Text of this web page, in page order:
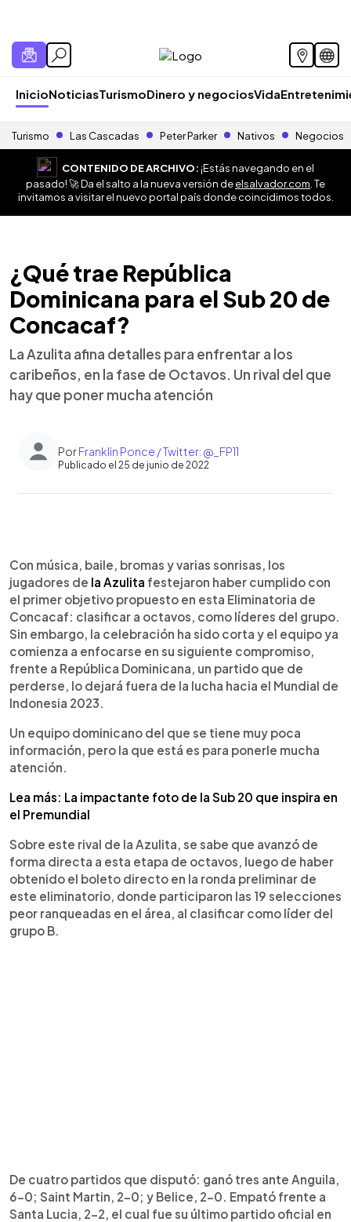
InicioNoticiasTurismoDinero y negociosVida
Turismo Las Cascadas Peter Parker Nativos Negocios
CONTENIDO DE ARCHIVO:¡Estás navegando en el
pasado! 🚀 Da el salto a la nueva versión deelsalvador.com . Te
invitamos a visitar el nuevo portal país donde coincidimos todos.
¿Qué trae República
Dominicana para el Sub 20 de
Concacaf?
La Azulita afina detalles para enfrentar a los
caribeños, en la fase de Octavos. Un rival del que
hay que poner mucha atención
PorFranklin Ponce / Twitter: @_FP11
Publicado el 25 de junio de 2022
► Escuchar artículo
Con música, baile, bromas y varias sonrisas, los
jugadores de la Azulita festejaron haber cumplido con
el primer objetivo propuesto en esta Eliminatoria de
Concacaf: clasificar a octavos, como líderes del grupo.
Sin embargo, la celebración ha sido corta y el equipo ya
comienza a enfocarse en su siguiente compromiso,
frente a República Dominicana, un partido que de
perderse, lo dejará fuera de la lucha hacia el Mundial de
Indonesia 2023.
Un equipo dominicano del que se tiene muy poca
información, pero la que está es para ponerle mucha
atención.
Lea más: La impactante foto de la Sub 20 que inspira en
el Premundial
Sobre este rival de la Azulita, se sabe que avanzó de
forma directa a esta etapa de octavos, luego de haber
obtenido el boleto directo en la ronda preliminar de
este eliminatorio, donde participaron las 19 selecciones
peor ranqueadas en el área, al clasificar como líder del
grupo B.
De cuatro partidos que disputó: ganó tres ante Anguila,
6-0; Saint Martin, 2-0; y Belice, 2-0. Empató frente a
Santa Lucia, 2-2, el cual fue su último partido oficial en